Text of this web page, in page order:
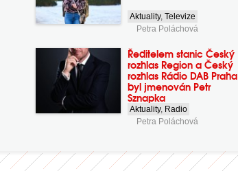
Aktuality,Televize
Petra Poláchová
Ředitelem stanic Český
rozhlas Region a Český
rozhlas Rádio DAB Praha
byl jmenován Petr
Sznapka
Aktuality, Radio
Petra Poláchová